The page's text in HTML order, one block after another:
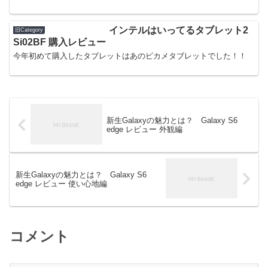
旧Category
インテルはいってるタブレット2
Si02BF 購入レビュー
今年初めて購入したタブレットはあのビカメタブレットでした！！
新生Galaxyの魅力とは？ Galaxy S6
edge レビュー 外観編
新生Galaxyの魅力とは？ Galaxy S6
edge レビュー 使い心地編
コメント